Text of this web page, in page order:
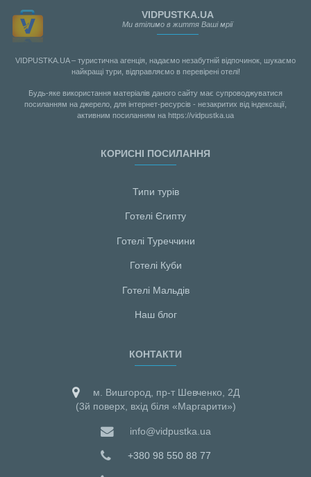
VIDPUSTKA.UA
Ми втілимо в життя Ваші мрії
VIDPUSTKA.UA – туристична агенція, надаємо незабутній відпочинок, шукаємо
найкращі тури, відправляємо в перевірені отелі!
Будь-яке використання матеріалів даного сайту має супроводжуватися
посиланням на джерело, для інтернет-ресурсів - незакритих від індексації,
активним посиланням на https://vidpustka.ua
КОРИСНІ ПОСИЛАННЯ
Типи турів
Готелі Єгипту
Готелі Туреччини
Готелі Куби
Готелі Мальдiв
Наш блог
КОНТАКТИ
м. Вишгород, пр-т Шевченко, 2Д
(3й поверх, вхід біля «Маргарити»)
info@vidpustka.ua
+380 98 550 88 77